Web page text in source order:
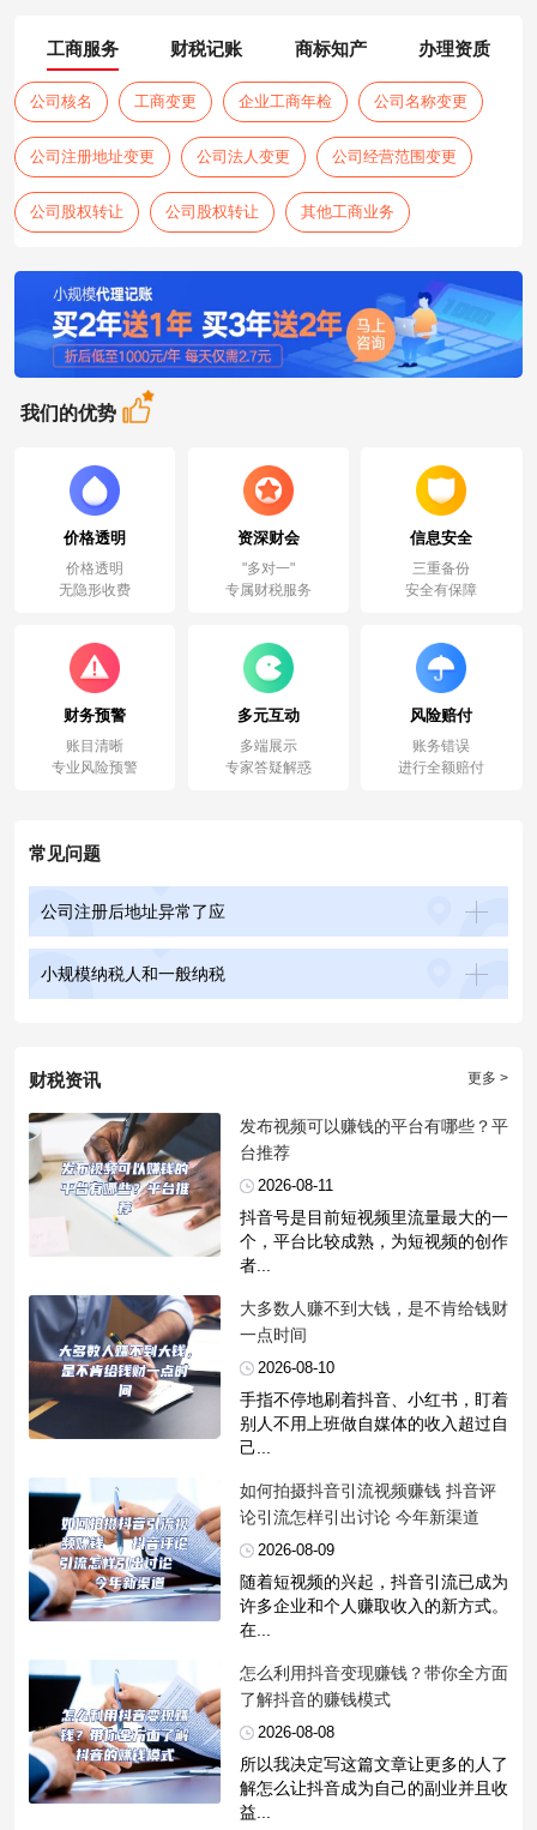
工商服务 财税记账 商标知产 办理资质
公司核名 工商变更 企业工商年检 公司名称变更
公司注册地址变更 公司法人变更 公司经营范围变更
公司股权转让 公司股权转让 其他工商业务
我们的优势
价格透明
价格透明
无隐形收费
资深财会
"多对一"
专属财税服务
信息安全
三重备份
安全有保障
财务预警
账目清晰
专业风险预警
多元互动
多端展示
专家答疑解惑
风险赔付
账务错误
进行全额赔付
常见问题
公司注册后地址异常了应
小规模纳税人和一般纳税
更多 >
财税资讯
​发布视频可以赚钱的平台有哪些？平
台推荐
2026-08-11
抖音号是目前短视频里流量最大的一
个，平台比较成熟，为短视频的创作
者...
​大多数人赚不到大钱，是不肯给钱财
一点时间
2026-08-10
手指不停地刷着抖音、小红书，盯着
别人不用上班做自媒体的收入超过自
己...
​如何拍摄抖音引流视频赚钱 抖音评
论引流怎样引出讨论 今年新渠道
2026-08-09
随着短视频的兴起，抖音引流已成为
许多企业和个人赚取收入的新方式。
在...
​怎么利用抖音变现赚钱？带你全方面
了解抖音的赚钱模式
2026-08-08
所以我决定写这篇文章让更多的人了
解怎么让抖音成为自己的副业并且收
益...